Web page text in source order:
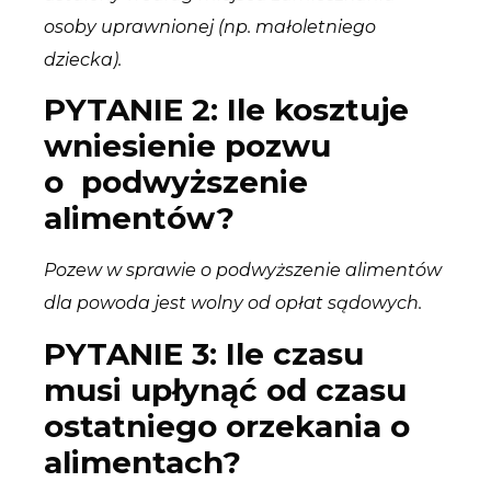
osoby uprawnionej (np. małoletniego
dziecka).
PYTANIE 2: Ile kosztuje
wniesienie pozwu
o podwyższenie
alimentów?
Pozew w sprawie o podwyższenie alimentów
dla powoda jest wolny od opłat sądowych.
PYTANIE 3: Ile czasu
musi upłynąć od czasu
ostatniego orzekania o
alimentach?